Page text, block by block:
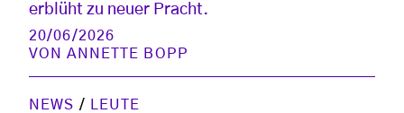
erblüht zu neuer Pracht.
20/06/2026
VONANNETTE BOPP
NEWS / LEUTE